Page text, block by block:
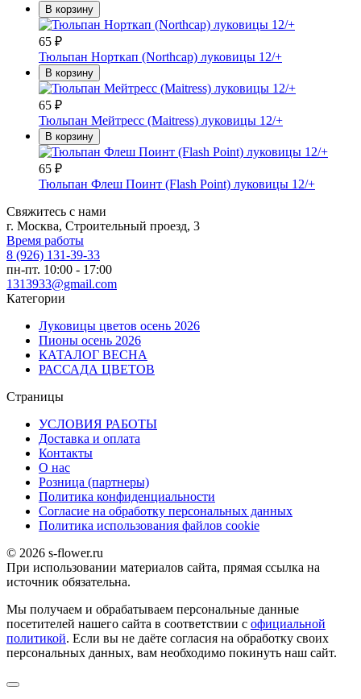
В корзину
65 ₽
Тюльпан Норткап (Northcap) луковицы 12/+
В корзину
65 ₽
Тюльпан Мейтресс (Maitress) луковицы 12/+
В корзину
65 ₽
Тюльпан Флеш Поинт (Flash Point) луковицы 12/+
Свяжитесь с нами
г. Москва, Строительный проезд, 3
Время работы
8 (926) 131-39-33
пн-пт. 10:00 - 17:00
1313933@gmail.com
Категории
Луковицы цветов осень 2026
Пионы осень 2026
КАТАЛОГ ВЕСНА
РАССАДА ЦВЕТОВ
Страницы
УСЛОВИЯ РАБОТЫ
Доставка и оплата
Контакты
О наc
Розница (партнеры)
Политика конфиденциальности
Согласие на обработку персональных данных
Политика использования файлов сookie
© 2026 s-flower.ru
При использовании материалов сайта, прямая ссылка на
источник обязательна.
Мы получаем и обрабатываем персональные данные
посетителей нашего сайта в соответствии с официальной
политикой. Если вы не даёте согласия на обработку своих
персональных данных, вам необходимо покинуть наш сайт.